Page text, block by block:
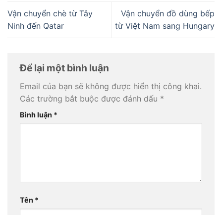
Vận chuyển chè từ Tây
Ninh đến Qatar
Vận chuyển đồ dùng bếp
từ Việt Nam sang Hungary
Để lại một bình luận
Email của bạn sẽ không được hiển thị công khai.
Các trường bắt buộc được đánh dấu *
Bình luận *
Tên *